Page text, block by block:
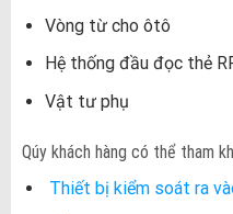
Vòng từ cho ôtô
Hệ thống đầu đọc thẻ
Vật tư phụ
Qúy khách hàng có thể tham
Thiết bị kiểm soát ra